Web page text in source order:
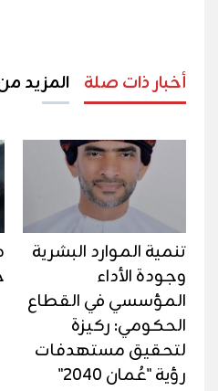
أخبار ذات صلة المزيد
تنمية الموارد البشرية
وجودة الأداء
المؤسسي في القطاع
الحكومي: ركيزة
لتحقيق مستهدفات
رؤية "عُمان 2040"